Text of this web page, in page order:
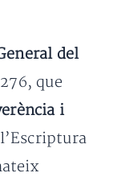
del
que
i